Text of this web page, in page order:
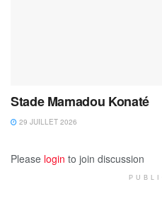
Stade Mamadou Konaté
29 JUILLET 2026
Please login to join discussion